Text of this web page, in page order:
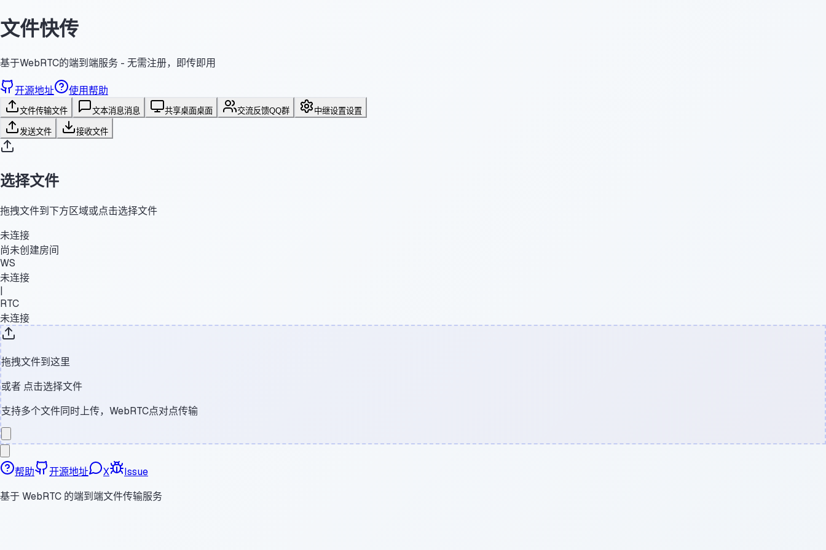
文件快传
基于WebRTC的端到端服务 - 无需注册，即传即用
开源地址 使用帮助
文件传输文件 文本消息消息 共享桌面桌面 交流反馈QQ群 中继设置设置
发送文件 接收文件
选择文件
拖拽文件到下方区域或点击选择文件
未连接
尚未创建房间
WS
未连接
|
RTC
未连接
拖拽文件到这里
或者 点击选择文件
支持多个文件同时上传，WebRTC点对点传输
帮助 开源地址 X
Issue
基于 WebRTC 的端到端文件传输服务